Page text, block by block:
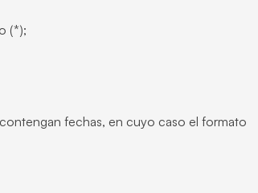
(*);
fechas, en cuyo caso el formato